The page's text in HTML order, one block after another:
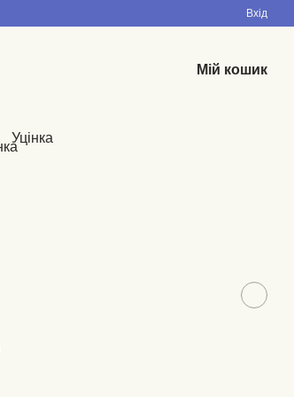
Вхід
Мій кошик
Уцінка